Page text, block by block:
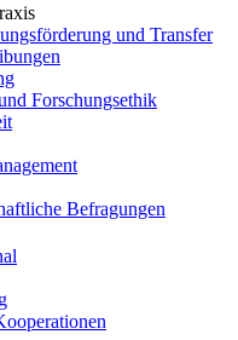
und Transfer
Forschungsethik
Befragungen